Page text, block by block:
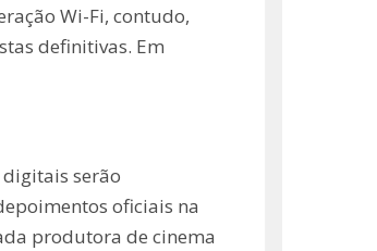
Wi-Fi, contudo,
definitivas. Em
serão
oficiais na
produtora de cinema